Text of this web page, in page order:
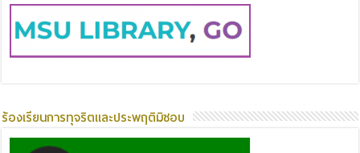
ร้องเรียนการทุจริตและประพฤติมิชอบ